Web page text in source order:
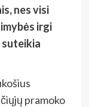
nes visi
irgi
suteikia
pramoko